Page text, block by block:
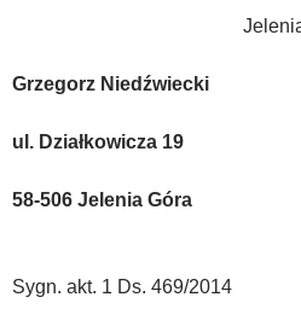
Grzegorz Niedźwiecki
ul. Działkowicza 19
58-506 Jelenia Góra
Sygn. akt. 1 Ds. 469/2014